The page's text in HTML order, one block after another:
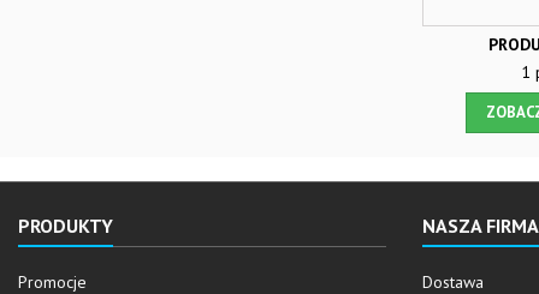
1
PRODUKTY
Promocje
NASZA FIRMA
Dostawa